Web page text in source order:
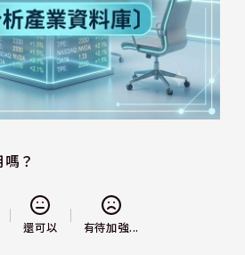
？
還可以 有待加強...